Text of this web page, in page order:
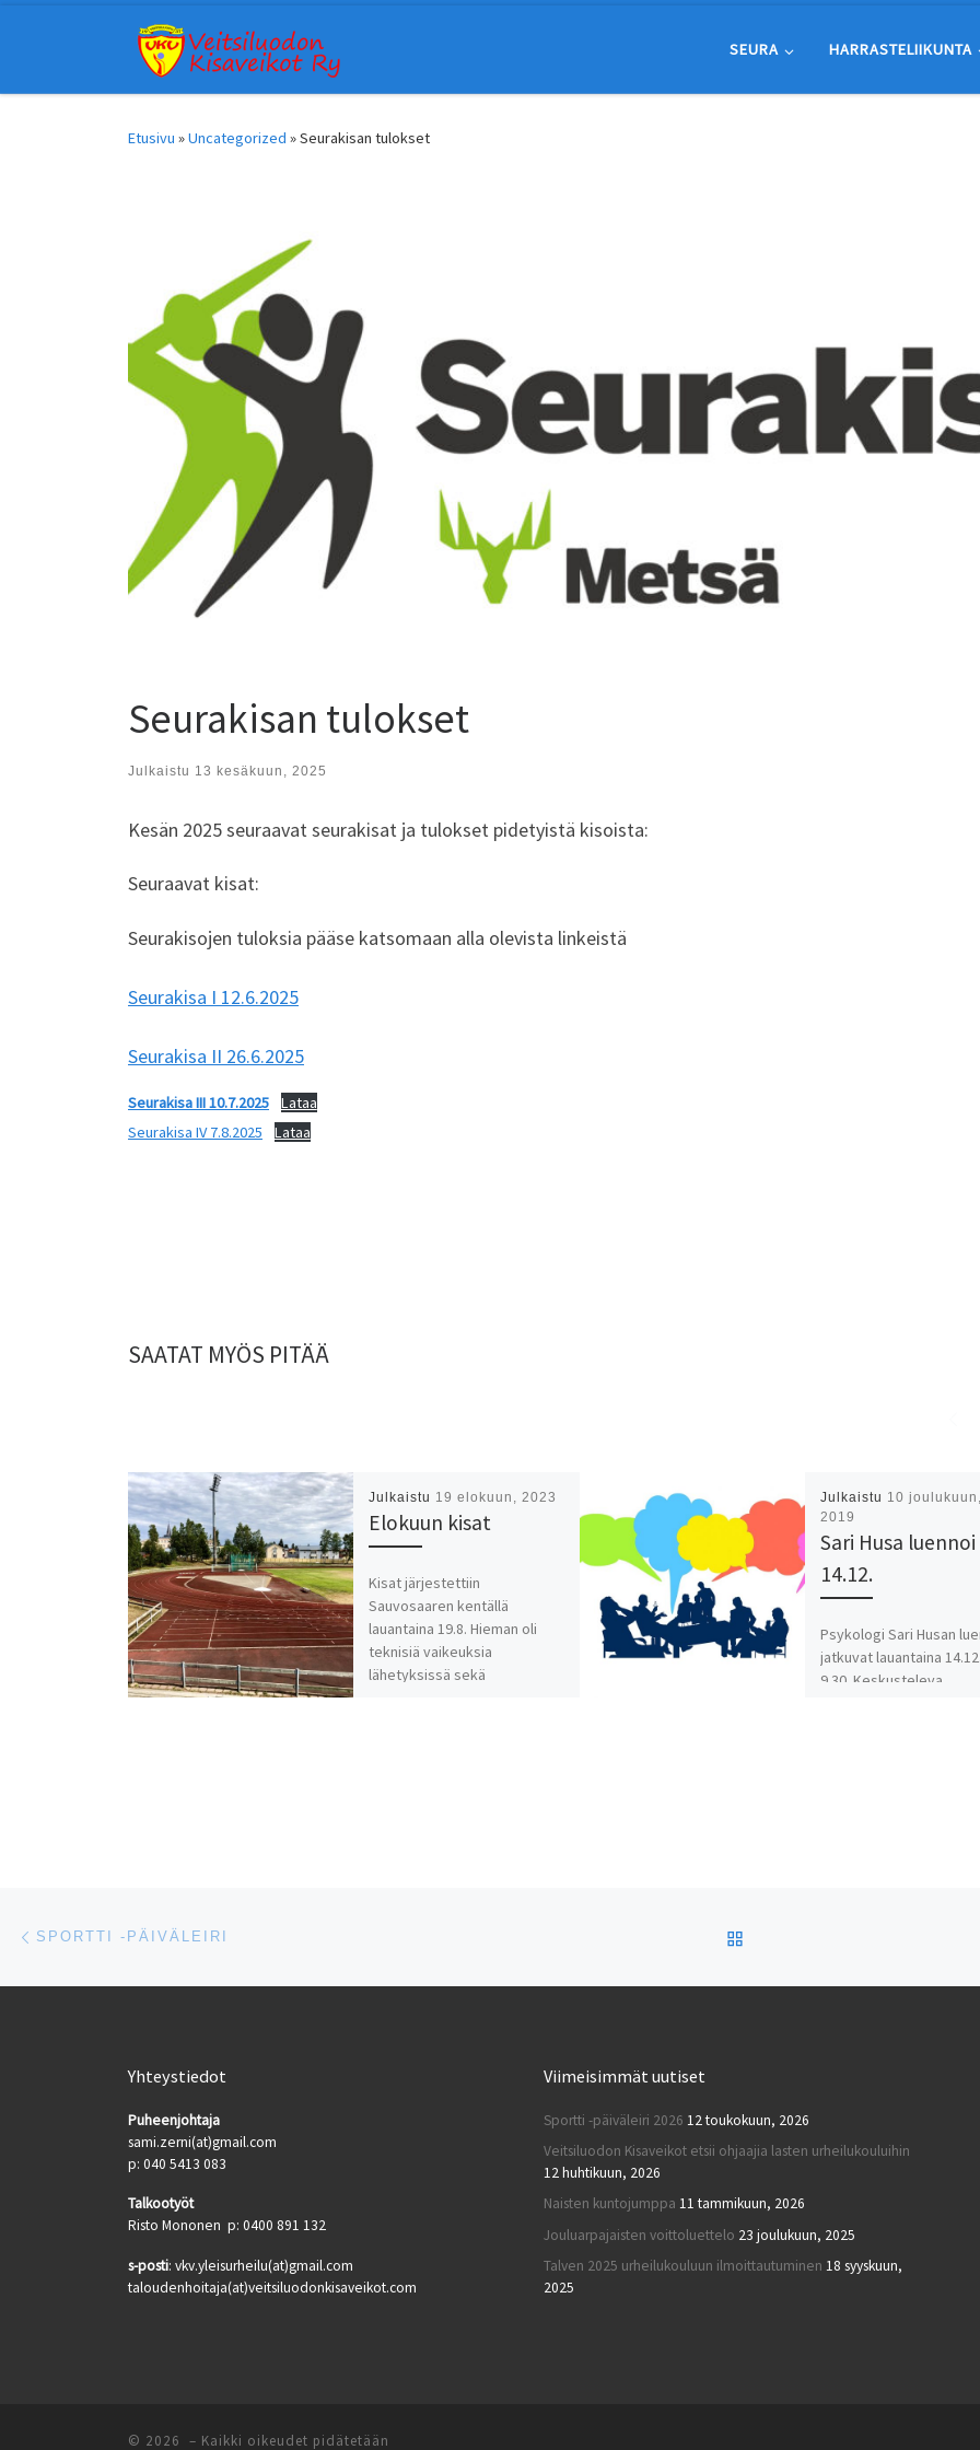
SEURA HARRASTELIIKUNTA
Etusivu »Uncategorized »Seurakisan tulokset
Seurakisan tulokset
Julkaistu 13 kesäkuun, 2025
Kesän 2025 seuraavat seurakisat ja tulokset pidetyistä kisoista:
Seuraavat kisat:
Seurakisojen tuloksia pääse katsomaan alla olevista linkeistä
Seurakisa I 12.6.2025
Seurakisa II 26.6.2025
Seurakisa III 10.7.2025
Lataa
Seurakisa IV 7.8.2025
Lataa
SAATAT MYÖS PITÄÄ
Julkaistu 19 elokuun, 2023
Elokuun kisat
Kisat järjestettiin
Sauvosaaren kentällä
lauantaina 19.8. Hieman oli
teknisiä vaikeuksia
lähetyksissä sekä
Julkaistu 10 joulukuun,
2019
Sari Husa luennoi
14.12.
Psykologi Sari Husan
jatkuvat lauantaina
9.30. Keskusteleva
Artikkelien navigointi
SPORTTI -PÄIVÄLEIRI
Yhteystiedot
Puheenjohtaja
sami.zerni(at)gmail.com
p: 040 5413 083
Talkootyöt
Risto Mononen p: 0400 891 132
s-posti: vkv.yleisurheilu(at)gmail.com
taloudenhoitaja(at)veitsiluodonkisaveikot.com
Viimeisimmät uutiset
Sportti -päiväleiri 2026 12 toukokuun, 2026
Veitsiluodon Kisaveikot etsii ohjaajia lasten urheilukouluihin
12 huhtikuun, 2026
Naisten kuntojumppa 11 tammikuun, 2026
Jouluarpajaisten voittoluettelo 23 joulukuun, 2025
Talven 2025 urheilukouluun ilmoittautuminen 18 syyskuun,
2025
© 2026 – Kaikki oikeudet pidätetään